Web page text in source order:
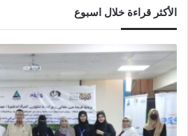
الأكثر قراءة خلال اسبوع